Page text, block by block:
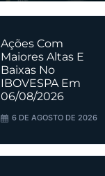
Ações Com
Maiores Altas E
Baixas No
IBOVESPA Em
06/08/2026
6 DE AGOSTO DE 2026